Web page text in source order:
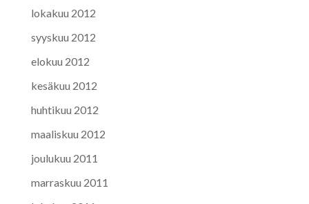
lokakuu 2012
syyskuu 2012
elokuu 2012
kesäkuu 2012
huhtikuu 2012
maaliskuu 2012
joulukuu 2011
marraskuu 2011